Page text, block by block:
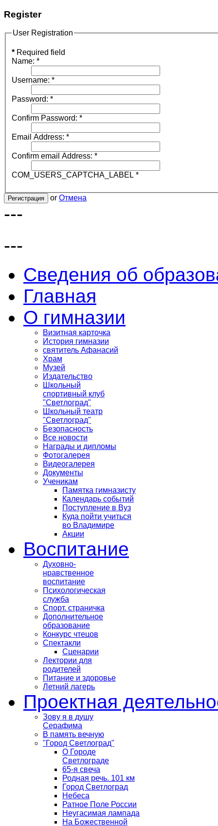
Register
User Registration
* Required field
Name: *
Username: *
Password: *
Confirm Password: *
Email Address: *
Confirm email Address: *
COM_USERS_CAPTCHA_LABEL *
Регистрация or Отмена
---
---
Сведения об
Главная
О гимназии
Визитная карточка
История гимназии
святитель Афанасий
Храм
Музей
Издательство
Школьный
спортивный клуб
"Светлоград"
Школьный театр
"Светлоград"
Безопасность
Все новости
Награды и дипломы
Фотогалерея
Видеогалерея
Документы
Ученикам
Памятка гимназисту
Календарь событий
Поступление в Вуз
Куда пойти учиться
во Владимире
Акции
Воспитание
Духовно-
нравственное
воспитание
Психологическая
служба
Спорт. страничка
Дополнительное
образование
Конкурс чтецов
Спектакли
Сценарии
Лектории для
родителей
Питание и здоровье
Летний лагерь
Проектная
Зову я в душу
Серафима
В память вечную
"Город Светлоград"
О Городе
Светлограде
65-я свеча
Родная речь. 101 км
Город Светлоград
Небеса
Ратное Поле России
Неугасимая лампада
На Божественной